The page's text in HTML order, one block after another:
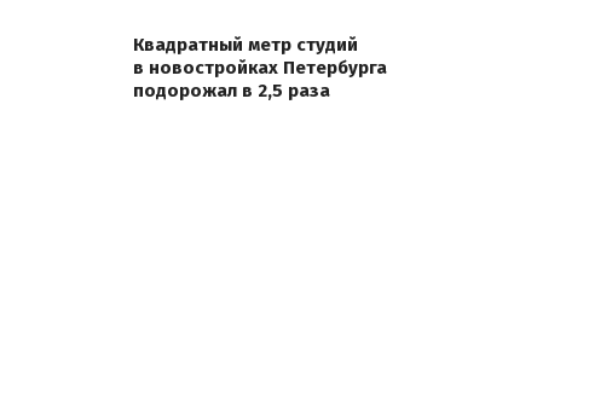
Квадратный метр студий
в новостройках Петербурга
подорожал в 2,5 раза